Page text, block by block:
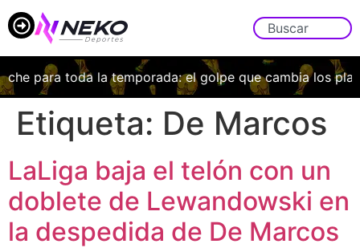
para toda la temporada: el golpe que cambia los
Etiqueta: De Marcos
LaLiga baja el telón con un
doblete de Lewandowski en
la despedida de De Marcos